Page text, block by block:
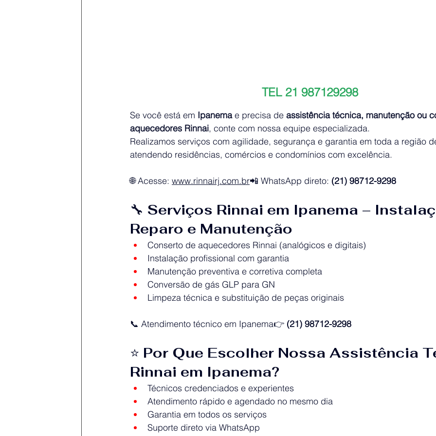
TEL 21 987129298
Se você está em Ipanema e precisa de assistência técnica, manutenção ou
aquecedores Rinnai, conte com nossa equipe especializada.
Realizamos serviços com agilidade, segurança e garantia em toda a região
atendendo residências, comércios e condomínios com excelência.
🌐 Acesse: www.rinnairj.com.br📲 WhatsApp direto: (21) 98712-9298
🔧 Serviços Rinnai em Ipanema –
Reparo e Manutenção
Conserto de aquecedores Rinnai (analógicos e digitais)
Instalação profissional com garantia
Manutenção preventiva e corretiva completa
Conversão de gás GLP para GN
Limpeza técnica e substituição de peças originais
📞 Atendimento técnico em Ipanema👉 (21) 98712-9298
⭐ Por Que Escolher Nossa Assistência
Rinnai em Ipanema?
Técnicos credenciados e experientes
Atendimento rápido e agendado no mesmo dia
Garantia em todos os serviços
Suporte direto via WhatsApp